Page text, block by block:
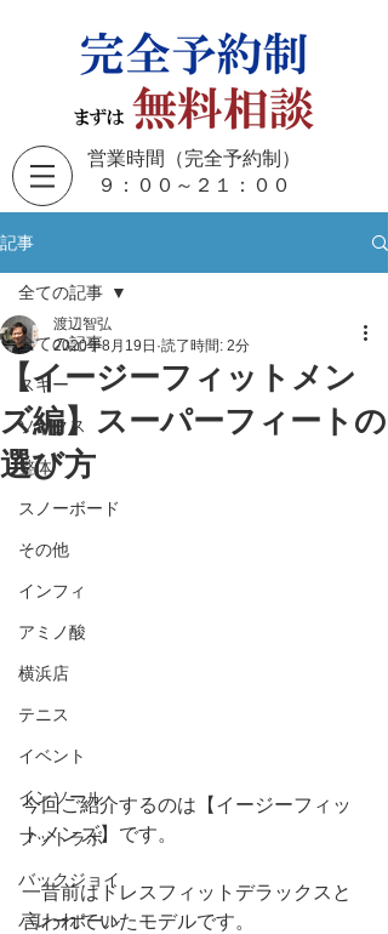
営業時間（完全予約制）
​９：００～２１：００
記事
全ての記事
スキー
ソックス
整体
スノーボード
その他
インフィ
アミノ酸
横浜店
テニス
イベント
インソール
フットラボ
バックジョイ
バレーボール
全ての記事
【イージーフィットメン
ズ編】スーパーフィートの
選び方
渡辺智弘
2020年8月19日 読了時間: 2分
今回ご紹介するのは【イージーフィッ
トメンズ】です。
一昔前はドレスフィットデラックスと
言われていたモデルです。